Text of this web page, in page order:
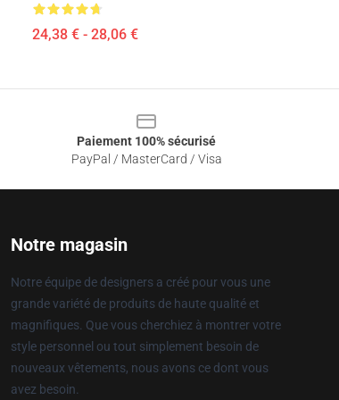
24,38 € - 28,06 €
Paiement 100% sécurisé
PayPal / MasterCard / Visa
Notre magasin
Notre équipe de designers a créé pour vous une
grande variété de produits de haute qualité et
magnifiques. Que vous cherchiez à montrer votre
style personnel ou tout simplement besoin de
nouveaux vêtements, nous avons ce dont vous
avez besoin.